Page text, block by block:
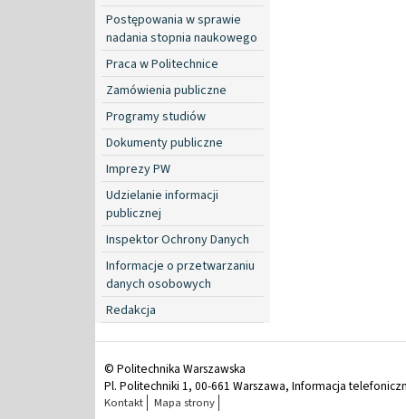
Postępowania w sprawie
nadania stopnia naukowego
Praca w Politechnice
Zamówienia publiczne
Programy studiów
Dokumenty publiczne
Imprezy PW
Udzielanie informacji
publicznej
Inspektor Ochrony Danych
Informacje o przetwarzaniu
danych osobowych
Redakcja
© Politechnika Warszawska
Pl. Politechniki 1, 00-661 Warszawa, Informacja
Kontakt Mapa strony